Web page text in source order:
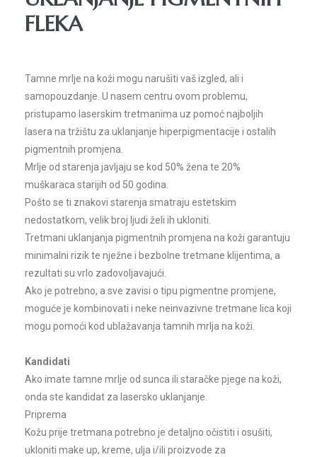
FLEKA
Tamne mrlje na koži mogu narušiti vaš izgled, ali i
samopouzdanje. U nasem centru ovom problemu,
pristupamo laserskim tretmanima uz pomoć najboljih
lasera na tržištu za uklanjanje hiperpigmentacije i ostalih
pigmentnih promjena.
Mrlje od starenja javljaju se kod 50% žena te 20%
muškaraca starijih od 50 godina.
Pošto se ti znakovi starenja smatraju estetskim
nedostatkom, velik broj ljudi želi ih ukloniti.
Tretmani uklanjanja pigmentnih promjena na koži garantuju
minimalni rizik te nježne i bezbolne tretmane klijentima, a
rezultati su vrlo zadovoljavajući.
Ako je potrebno, a sve zavisi o tipu pigmentne promjene,
moguće je kombinovati i neke neinvazivne tretmane lica koji
mogu pomoći kod ublažavanja tamnih mrlja na koži.
Kandidati
Ako imate tamne mrlje od sunca ili staračke pjege na koži,
onda ste kandidat za lasersko uklanjanje.
Priprema
Kožu prije tretmana potrebno je detaljno očistiti i osušiti,
ukloniti make up, kreme, ulja i/ili proizvode za